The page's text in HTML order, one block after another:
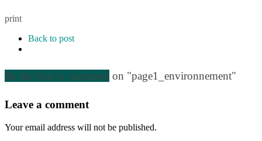
print
Back to post
Be the first to comment on "page1_environnement"
Leave a comment
Your email address will not be published.